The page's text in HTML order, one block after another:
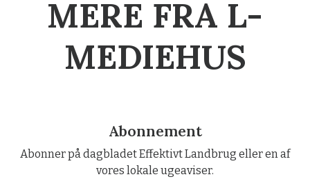
MERE FRA L-
MEDIEHUS
Abonnement
Abonner på dagbladet Effektivt Landbrug eller en af
vores lokale ugeaviser.